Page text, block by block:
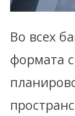
Во всех
формата